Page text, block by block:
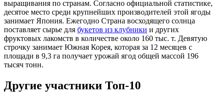
выращивания по странам. Согласно официальной статистике,
десятое место среди крупнейших производителей этой ягоды
занимает Япония. Ежегодно Страна восходящего солнца
поставляет сырье для букетов из клубники и других
фруктовых лакомств в количестве около 160 тыс. т. Девятую
строчку занимает Южная Корея, которая за 12 месяцев с
площади в 9,3 га получает урожай ягод общей массой 196
тысяч тонн.
Другие участники Топ-10